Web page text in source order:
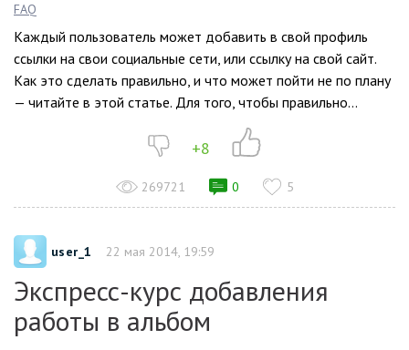
FAQ
Каждый пользователь может добавить в свой профиль
ссылки на свои социальные сети, или ссылку на свой сайт.
Как это сделать правильно, и что может пойти не по плану
— читайте в этой статье. Для того, чтобы правильно...
+8
269721 0 5
user_1 22 мая 2014, 19:59
Экспресс-курс добавления
работы в альбом